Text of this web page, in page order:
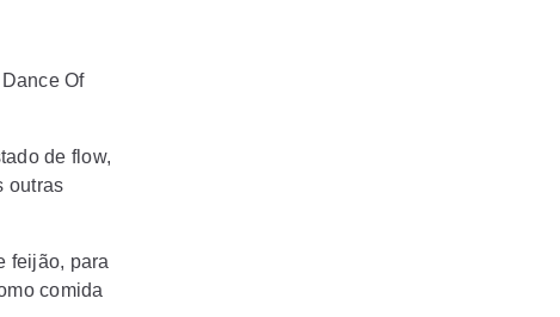
Of
de flow,
outras
feijão, para
comida